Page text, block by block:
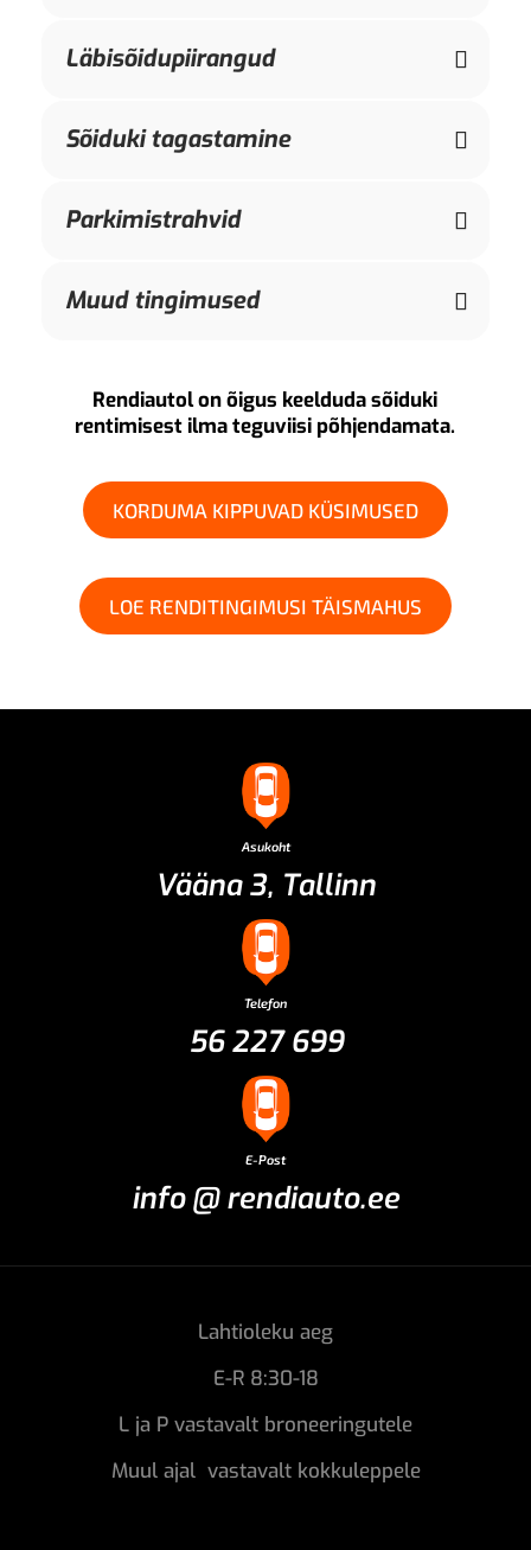
Läbisõidupiirangud
Sõiduki tagastamine
Parkimistrahvid
Muud tingimused
Rendiautol on õigus keelduda sõiduki
rentimisest ilma teguviisi põhjendamata.
KORDUMA KIPPUVAD KÜSIMUSED
LOE RENDITINGIMUSI TÄISMAHUS
Asukoht
Vääna 3, Tallinn
Telefon
56 227 699
E-Post
info @ rendiauto.ee
Lahtioleku aeg
E-R 8:30-18
L ja P vastavalt broneeringutele
Muul ajal vastavalt kokkuleppele